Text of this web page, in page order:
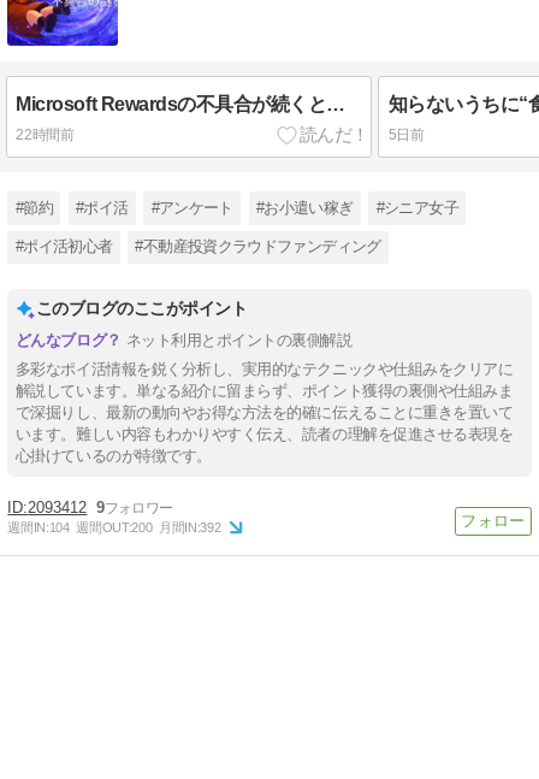
Microsoft Rewardsの不具合が続くときに読んでほしいこと ──原因・対処法・わたしの体験まとめ──
22時間前 5日前
#節約 #ポイ活 #アンケート #お小遣い稼ぎ #シニア女子
#ポイ活初心者 #不動産投資クラウドファンディング
このブログのここがポイント
ネット利用とポイントの裏側解説
多彩なポイ活情報を鋭く分析し、実用的なテクニックや仕組みをクリアに
解説しています。単なる紹介に留まらず、ポイント獲得の裏側や仕組みま
で深掘りし、最新の動向やお得な方法を的確に伝えることに重きを置いて
います。難しい内容もわかりやすく伝え、読者の理解を促進させる表現を
心掛けているのが特徴です。
2093412 9
週間IN:104 週間OUT:200 月間IN:392